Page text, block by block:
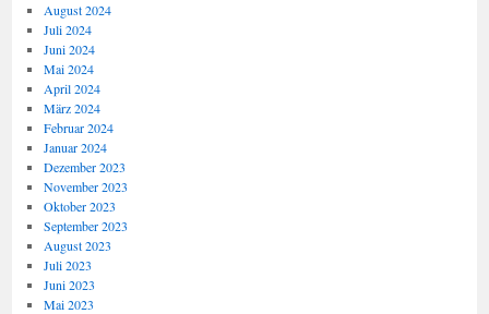
August 2024
Juli 2024
Juni 2024
Mai 2024
April 2024
März 2024
Februar 2024
Januar 2024
Dezember 2023
November 2023
Oktober 2023
September 2023
August 2023
Juli 2023
Juni 2023
Mai 2023